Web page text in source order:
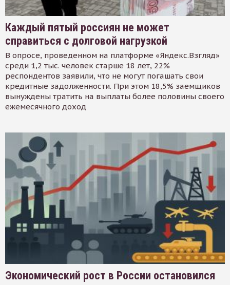
Каждый пятый россиян не может
справиться с долговой нагрузкой
В опросе, проведенном на платформе «Яндекс.Взгляд»
среди 1,2 тыс. человек старше 18 лет, 22%
респондентов заявили, что не могут погашать свои
кредитные задолженности. При этом 18,5% заемщиков
вынуждены тратить на выплаты более половины своего
ежемесячного доход
Экономический рост в России остановился